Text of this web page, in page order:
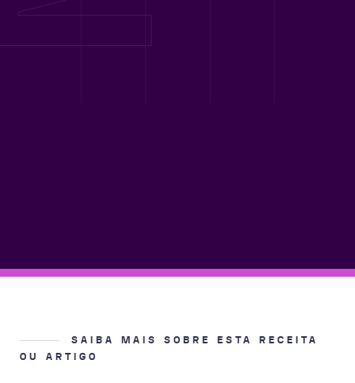
SAIBA MAIS SOBRE ESTA RECEITA
OU ARTIGO